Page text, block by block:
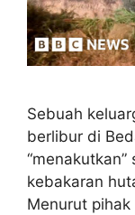
Sebuah
berlibur di
kebakaran
Menurut